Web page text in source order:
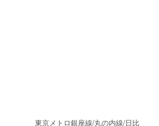
東京メトロ銀座線/丸の内線/日比